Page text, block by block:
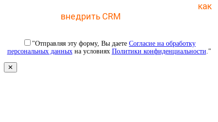
как
внедрить CRM
"Отправляя эту форму, Вы даете Согласие на обработку
персональных данныхна условиях Политики конфиденциальности ."
✕